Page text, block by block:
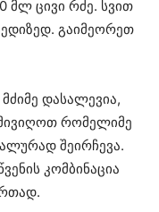
მლ ცივი რძე. სვით
გაიმეორეთ
დასალევია,
რომელიმე
შეირჩევა.
კომბინაცია